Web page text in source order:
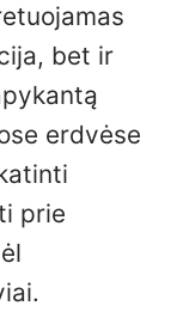
bet ir
erdvėse
prie